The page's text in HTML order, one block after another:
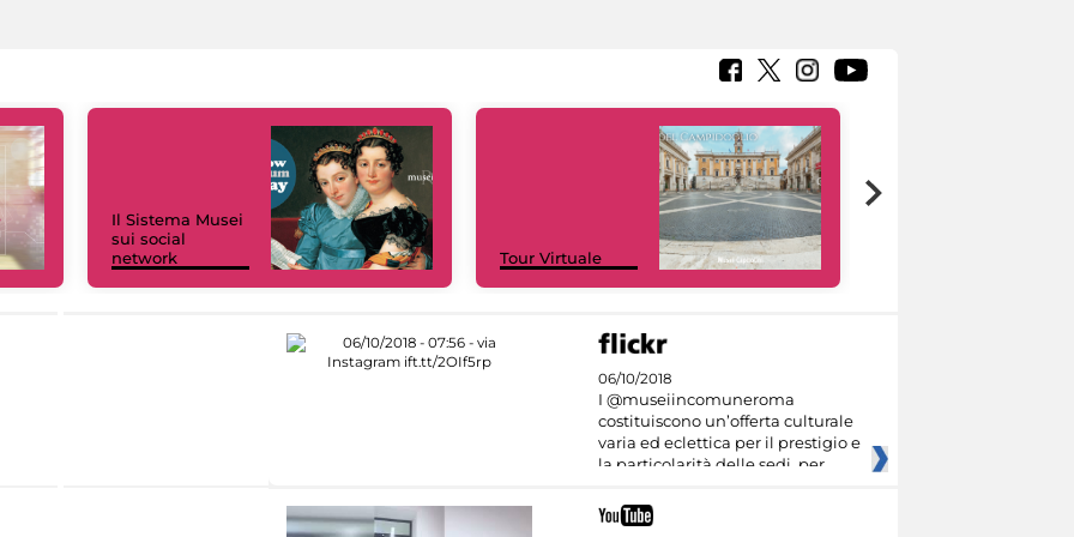
Il Sistema Musei
sui social
network
Tour Virtuale
06/10/2018
I @museiincomuneroma
costituiscono un’offerta culturale
varia ed eclettica per il prestigio e
la particolarità delle sedi, per